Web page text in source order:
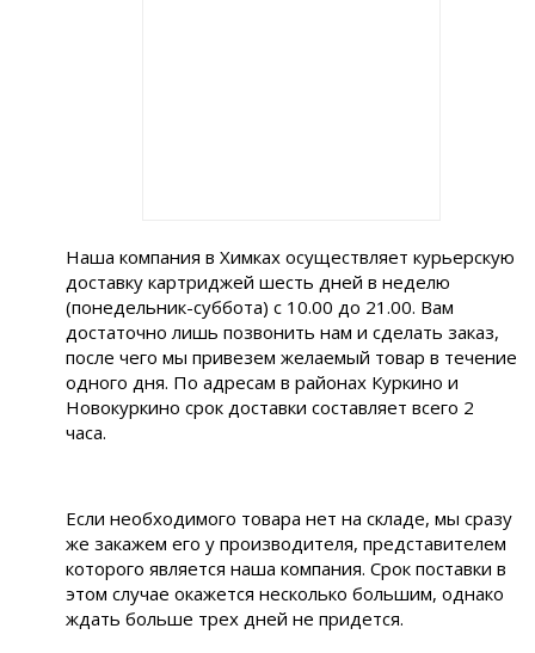
Наша компания в Химках осуществляет курьерскую
доставку картриджей шесть дней в неделю
(понедельник-суббота) с 10.00 до 21.00. Вам
достаточно лишь позвонить нам и сделать заказ,
после чего мы привезем желаемый товар в течение
одного дня. По адресам в районах Куркино и
Новокуркино срок доставки составляет всего 2
часа.
Если необходимого товара нет на складе, мы сразу
же закажем его у производителя, представителем
которого является наша компания. Срок поставки в
этом случае окажется несколько большим, однако
ждать больше трех дней не придется.